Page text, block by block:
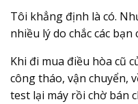
Tôi khẳng định là có.
nhiều lý do chắc các bạn
Khi đi mua điều hòa cũ
công tháo, vận chuyển,
test lại máy rồi chờ bán